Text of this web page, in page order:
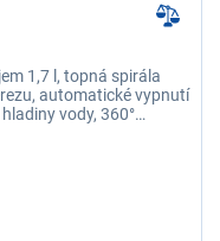
1,7 l, topná spirála
automatické vypnutí
vody, 360°